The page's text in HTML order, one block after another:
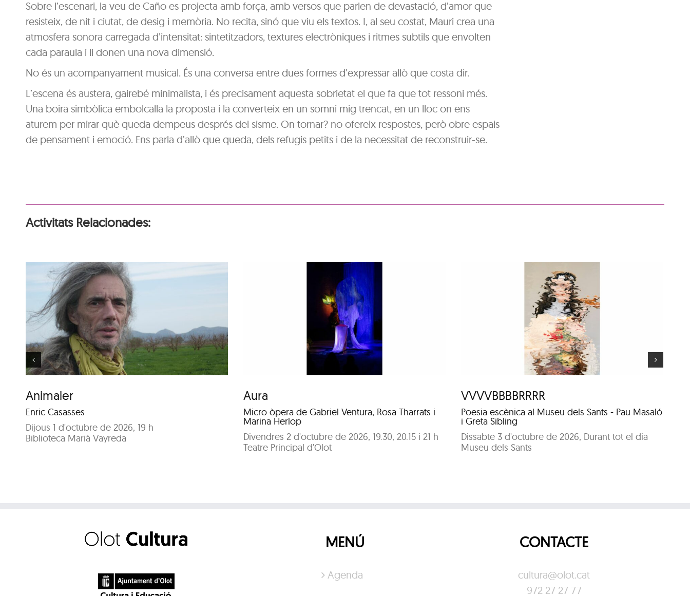
Sobre l’escenari, la veu de Caño es projecta amb força, amb versos que parlen de devastació, d’amor que
resisteix, de nit i ciutat, de desig i memòria. No recita, sinó que viu els textos. I, al seu costat, Mauri crea una
atmosfera sonora carregada d’intensitat: sintetitzadors, textures electròniques i ritmes subtils que envolten
cada paraula i li donen una nova dimensió.
No és un acompanyament musical. És una conversa entre dues formes d’expressar allò que costa dir.
L’escena és austera, gairebé minimalista, i és precisament aquesta sobrietat el que fa que tot ressoni més.
Una boira simbòlica embolcalla la proposta i la converteix en un somni mig trencat, en un lloc on ens
aturem per mirar què queda dempeus després del sisme. On tornar? no ofereix respostes, però obre espais
de pensament i emoció. Ens parla d’allò que queda, dels refugis petits i de la necessitat de reconstruir-se.
Activitats Relacionades:
Animaler
Enric Casasses
Dijous 1 d'octubre de 2026, 19 h
Biblioteca Marià Vayreda
Aura
Aura
Micro òpera de Gabriel Ventura, Rosa Tharrats i
Marina Herlop
Divendres 2 d'octubre de 2026, 19.30, 20.15 i 21 h
Teatre Principal d’Olot
VVVVBBBBRRRR
VVVVBBBBRRRR
Poesia escènica al Museu dels Sants - Pau Masaló
i Greta Sibling
Dissabte 3 d'octubre de 2026, Durant tot el dia
Museu dels Sants
Hora del conte: Deu
princesetes
MENÚ
Agenda
CONTACTE
cultura@olot.cat
972 27 27 77